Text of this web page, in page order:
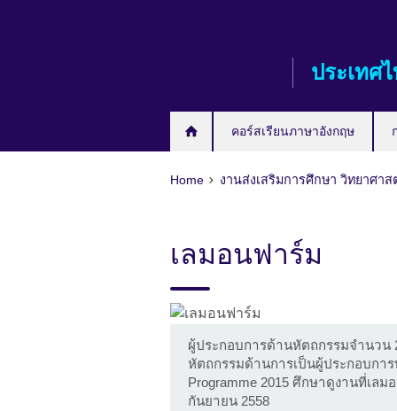
ประเทศ
คอร์สเรียนภาษาอังกฤษ
Home งานส่งเสริมการศึกษา วิทยาศา
เลมอนฟาร์ม
ผู้ประกอบการด้านหัตถกรรมจำนวน
หัตถกรรมด้านการเป็นผู้ประกอบการ
Programme 2015 ศึกษาดูงานที่เล
กันยายน 2558